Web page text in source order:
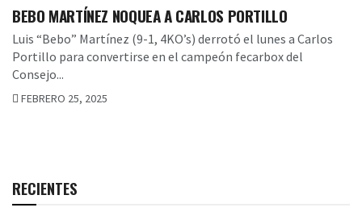
BEBO MARTÍNEZ NOQUEA A CARLOS PORTILLO
Luis “Bebo” Martínez (9-1, 4KO’s) derrotó el lunes a Carlos
Portillo para convertirse en el campeón fecarbox del
Consejo...
FEBRERO 25, 2025
RECIENTES